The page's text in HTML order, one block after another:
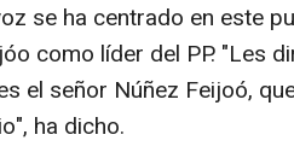
se ha centrado en este
como líder del PP. "Les
el señor Núñez Feijoó,
ha dicho.